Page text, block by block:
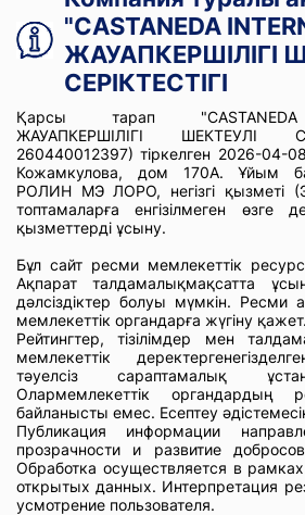
"CASTANEDA
ЖАУАПКЕРШІЛІГІ
СЕРІКТЕСТІГІ
Қарсы тарап "CASTANEDA
ЖАУАПКЕРШІЛІГІ ШЕКТЕУЛІ
260440012397) тіркелген 2026-04-
Кожамкулова, дом 170А. Ұйым
РОЛИН МЭ ЛОРО, негізгі қызметі
топтамаларға енгізілмеген өзге
қызметтерді ұсыну.
Бұл сайт ресми мемлекеттік
Ақпарат талдамалықмақсатта
дәлсіздіктер болуы мүмкін. Ресми
мемлекеттік органдарға жүгіну қажет.
Рейтингтер, тізілімдер мен
мемлекеттік
тәуелсіз сараптамалық
Олармемлекеттік органдардың
байланысты емес. Есептеу
Публикация информации
прозрачности и развитие
Обработка осуществляется в
открытых данных. Интерпретация
усмотрение пользователя.